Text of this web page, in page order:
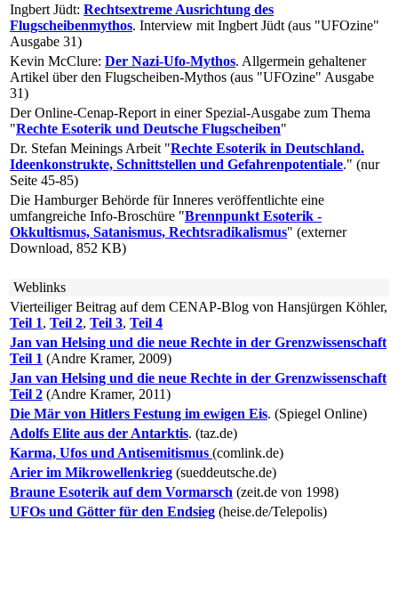
Ingbert Jüdt: Rechtsextreme Ausrichtung des
Flugscheibenmythos. Interview mit Ingbert Jüdt (aus "UFOzine"
Ausgabe 31)
Kevin McClure: Der Nazi-Ufo-Mythos. Allgermein gehaltener
Artikel über den Flugscheiben-Mythos (aus "UFOzine" Ausgabe
31)
Der Online-Cenap-Report in einer Spezial-Ausgabe zum Thema
"Rechte Esoterik und Deutsche Flugscheiben"
Dr. Stefan Meinings Arbeit "Rechte Esoterik in Deutschland.
Ideenkonstrukte, Schnittstellen und Gefahrenpotentiale." (nur
Seite 45-85)
Die Hamburger Behörde für Inneres veröffentlichte eine
umfangreiche Info-Broschüre "Brennpunkt Esoterik -
Okkultismus, Satanismus, Rechtsradikalismus" (externer
Download, 852 KB)
Weblinks
Vierteiliger Beitrag auf dem CENAP-Blog von Hansjürgen Köhler,
Teil 1, Teil 2, Teil 3, Teil 4
Jan van Helsing und die neue Rechte in der Grenzwissenschaft
Teil 1 (Andre Kramer, 2009)
Jan van Helsing und die neue Rechte in der Grenzwissenschaft
Teil 2 (Andre Kramer, 2011)
Die Mär von Hitlers Festung im ewigen Eis. (Spiegel Online)
Adolfs Elite aus der Antarktis. (taz.de)
Karma, Ufos und Antisemitismus (comlink.de)
Arier im Mikrowellenkrieg (sueddeutsche.de)
Braune Esoterik auf dem Vormarsch (zeit.de von 1998)
UFOs und Götter für den Endsieg (heise.de/Telepolis)